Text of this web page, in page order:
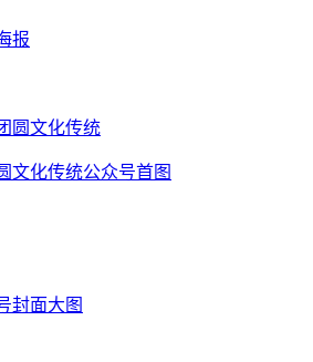
报
文化传统公众号首图
封面大图